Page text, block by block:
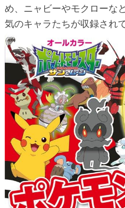
め、ニャビーやモクローな
気のキャラたちが収録され